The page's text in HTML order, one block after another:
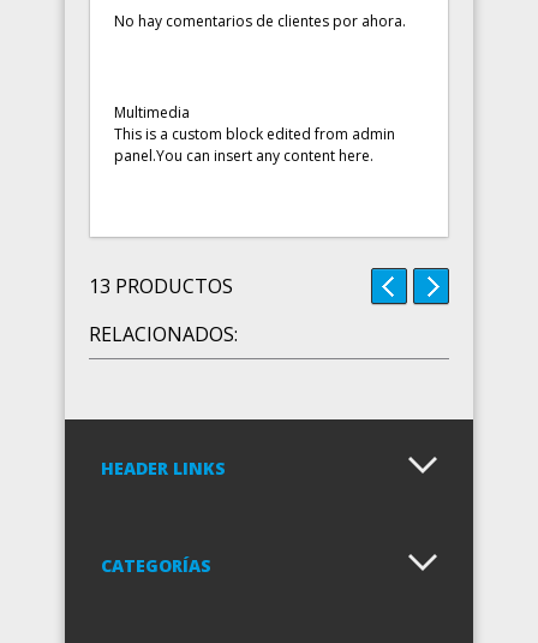
No hay comentarios de clientes por ahora.
Multimedia
This is a custom block edited from admin
panel.You can insert any content here.
13 PRODUCTOS
RELACIONADOS:
HEADER LINKS
CATEGORÍAS